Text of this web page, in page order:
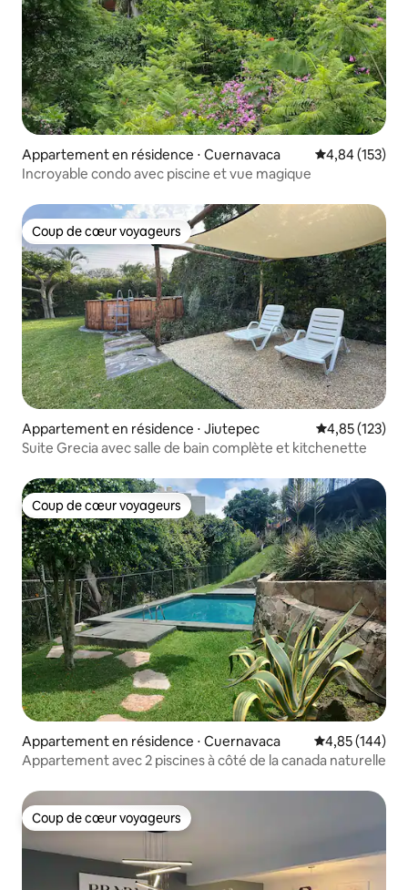
Appartement en résidence ⋅ Cuernavaca Évaluation
4,84 (153)
Incroyable condo avec piscine et vue magique
Coup de cœur voyageurs
Coup de cœur voyageurs
Appartement en résidence ⋅ Jiutepec Évaluation
4,85 (123)
Suite Grecia avec salle de bain complète et kitchenette
Coup de cœur voyageurs
Coup de cœur voyageurs
Appartement en résidence ⋅ Cuernavaca Évaluation
4,85 (144)
Appartement avec 2 piscines à côté de la canada naturelle
Coup de cœur voyageurs
Coup de cœur voyageurs